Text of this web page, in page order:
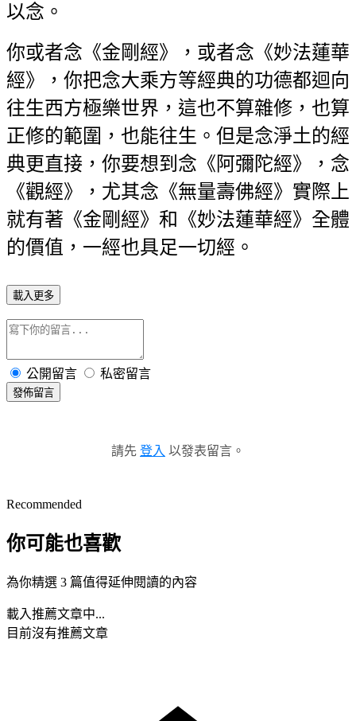
以念。
你或者念《金剛經》，或者念《妙法蓮華
經》，你把念大乘方等經典的功德都迴向
往生西方極樂世界，這也不算雜修，也算
正修的範圍，也能往生。但是念淨土的經
典更直接，你要想到念《阿彌陀經》，念
《觀經》，尤其念《無量壽佛經》實際上
就有著《金剛經》和《妙法蓮華經》全體
的價值，一經也具足一切經。
載入更多
公開留言 私密留言
發佈留言
請先 登入 以發表留言。
Recommended
你可能也喜歡
為你精選 3 篇值得延伸閱讀的內容
載入推薦文章中...
目前沒有推薦文章